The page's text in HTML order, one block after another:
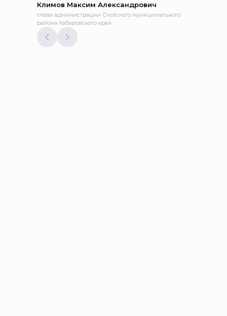
Климов Максим Александрович
глава администрации Охотского муниципального
района Хабаровского края